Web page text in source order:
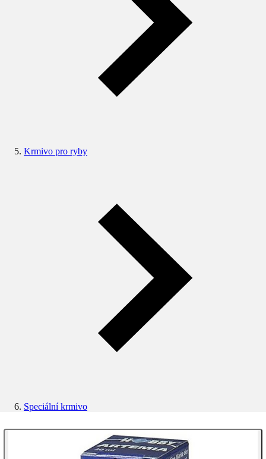
Krmivo pro ryby
Speciální krmivo